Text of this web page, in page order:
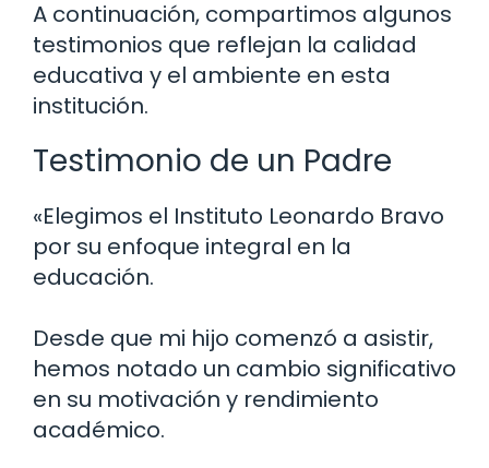
A continuación, compartimos algunos
testimonios que reflejan la calidad
educativa y el ambiente en esta
institución.
Testimonio de un Padre
«Elegimos el Instituto Leonardo Bravo
por su enfoque integral en la
educación.
Desde que mi hijo comenzó a asistir,
hemos notado un cambio significativo
en su motivación y rendimiento
académico.